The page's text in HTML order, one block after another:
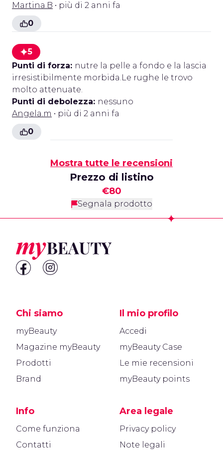
Martina.B • più di 2 anni fa
0
5
Punti di forza: nutre la pelle a fondo e la lascia
irresistibilmente morbida.Le rughe le trovo
molto attenuate.
Punti di debolezza: nessuno
Angela.m • più di 2 anni fa
0
Mostra tutte le recensioni
Prezzo di listino
€80
Segnala prodotto
Chi siamo
myBeauty
Magazine myBeauty
Prodotti
Brand
Info
Come funziona
Contatti
Il mio profilo
Accedi
myBeauty Case
Le mie recensioni
myBeauty points
Area legale
Privacy policy
Note legali